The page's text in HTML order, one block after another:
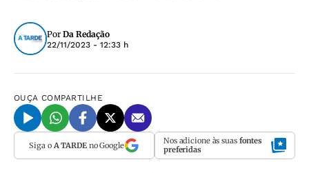
Por Da Redação
22/11/2023 - 12:33 h
OUÇA COMPARTILHE
Siga o A TARDEno Google Nos adicione às suas fontes
preferidas